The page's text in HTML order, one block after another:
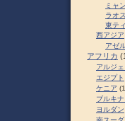
ミャ
ラオス
東テ
西アジア
アゼ
アフリカ
アルジ
エジプト
ケニア
ブルキ
ヨルダン